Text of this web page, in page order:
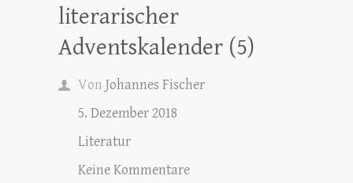
literarischer
Adventskalender (5)
Von Johannes Fischer
5. Dezember 2018
Literatur
Keine Kommentare